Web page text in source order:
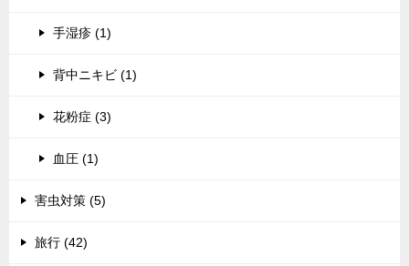
手湿疹 (1)
背中ニキビ (1)
花粉症 (3)
血圧 (1)
害虫対策 (5)
旅行 (42)